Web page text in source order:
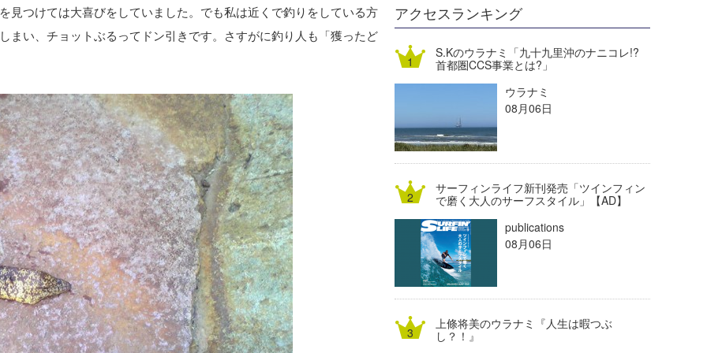
見つけては大喜びをしていました。でも私は近くで釣りをしている方
まい、チョットぶるってドン引きです。さすがに釣り人も「獲ったど
DELTA FORCE SURF
熊谷素子
進士剛光
植村未来
大野”MAR”修聖
喜納海人
Aichan
ECE
H
KID
KOBU
KY
MIN
mitz
OYZ
アクセスランキング
S.Kのウラナミ「九十九里沖のナニコレ!?
首都圏CCS事業とは?」
ウラナミ
08月06日
サーフィンライフ新刊発売「ツインフィン
で磨く大人のサーフスタイル」【AD】
publications
08月06日
上條将美のウラナミ『人生は暇つぶ
し？！』